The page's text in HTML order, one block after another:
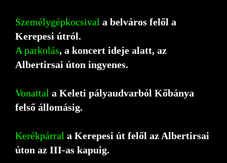
Személygépkocsival a belváros felől a
Kerepesi útról.
A parkolás, a koncert ideje alatt, az
Albertirsai úton ingyenes.
Vonattal a Keleti pályaudvarból Kőbánya
felső állomásig.
Kerékpárral a Kerepesi út felől az Albertirsai
úton az III-as kapuig.